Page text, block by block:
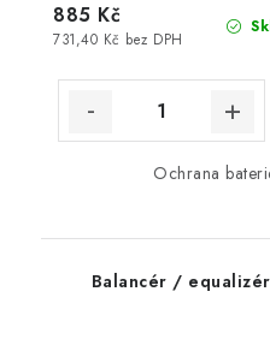
731,40 Kč bez DPH
885 Kč
Ochrana
Balancér /